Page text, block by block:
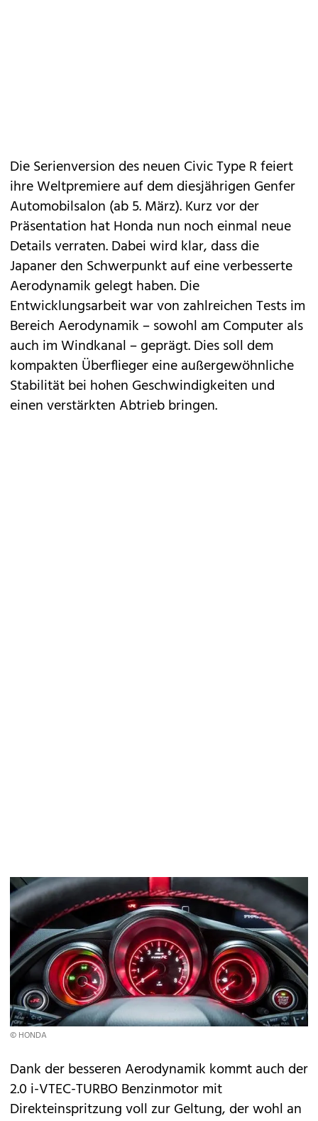
Die Serienversion des neuen Civic Type Rfeiert
ihre Weltpremiere auf dem diesjährigen Genfer
Automobilsalon (ab 5. März). Kurz vor der
Präsentation hatHonda nun noch einmal neue
Details verraten. Dabei wird klar, dass die
Japaner den Schwerpunkt auf eine verbesserte
Aerodynamik gelegt haben. Die
Entwicklungsarbeit war von zahlreichen Tests im
Bereich Aerodynamik – sowohl am Computer als
auch im Windkanal – geprägt. Dies soll dem
kompakten Überflieger eine außergewöhnliche
Stabilität bei hohen Geschwindigkeiten und
einen verstärkten Abtrieb bringen.
© HONDA
Dank der besseren Aerodynamik kommt auch der
2.0 i-VTEC-TURBO Benzinmotor mit
Direkteinspritzung voll zur Geltung, der wohl an